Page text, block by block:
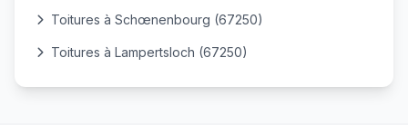
Toitures à Schœnenbourg (67250)
Toitures à Lampertsloch (67250)